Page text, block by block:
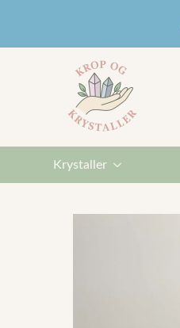
Krystaller